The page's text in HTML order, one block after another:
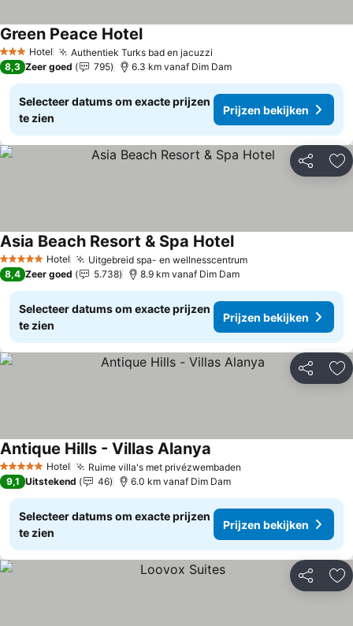
3 SterrenHotel Authentiek Turks bad en jacuzzi
Green Peace HotelPrijzen bekijken
8,3 Zeer goed 795 6.3 km vanaf Dim Dam
Selecteer datums om exacte prijzen
te zien
Prijzen bekijken
Delen
5 Sterren Hotel Uitgebreid spa- en wellnesscentrumPrijzen bekijken
Asia Beach Resort & Spa HotelPrijzen bekijken
8,4 Zeer goed 5.738 8.9 km vanaf Dim Dam
Selecteer datums om exacte prijzen
te zien
Prijzen bekijken
Delen
5 Sterren Hotel Ruime villa's met privézwembaden
Antique Hills - Villas Alanya
9,1 Uitstekend 46 6.0 km vanaf Dim Dam
Selecteer datums om exacte prijzen
te zien
Prijzen bekijken
Delen